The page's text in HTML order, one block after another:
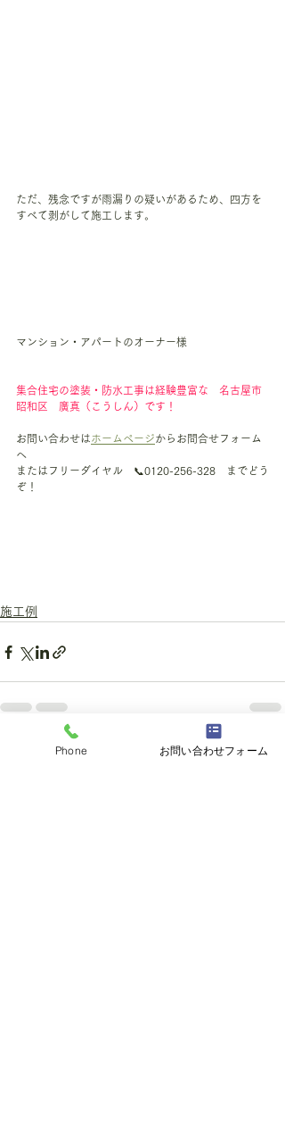
ただ、残念ですが雨漏りの疑いがあるため、四方を
すべて剥がして施工します。
マンション・アパートのオーナー様
集合住宅の塗装・防水工事は経験豊富な　名古屋市
昭和区　廣真（こうしん）です！
お問い合わせはホームページからお問合せフォーム
へ
またはフリーダイヤル　📞0120-256-328　までどう
ぞ！
施工例
最新記事 すべて表示
Phone お問い合わせフォーム